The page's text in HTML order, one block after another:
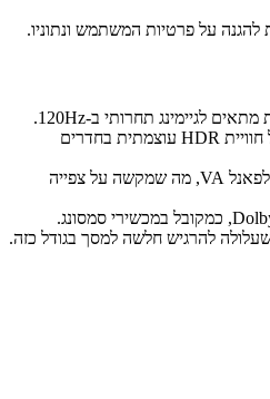
- בהירות שיא מוגבלת המקשה על חוויית HDR עוצמתית בחדרים
- זוויות צפייה מוגבלות האופייניות לפאנל VA, מה שמקשה על צפייה